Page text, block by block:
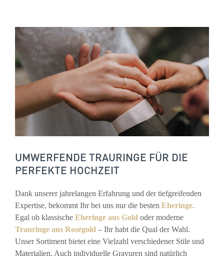
UMWERFENDE TRAURINGE FÜR DIE
PERFEKTE HOCHZEIT
Dank unserer jahrelangen Erfahrung und der tiefgreifenden
Expertise, bekommt Ihr bei uns nur die besten Eheringe.
Egal ob klassische Eheringe aus Gold oder moderne
Trauringe aus Roségold – Ihr habt die Qual der Wahl.
Unser Sortiment bietet eine Vielzahl verschiedener Stile und
Materialien. Auch individuelle Gravuren sind natürlich